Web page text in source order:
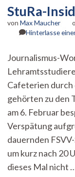
StuRa-
von Max Maucher
Hinterlasse
Journalismus-
Cafeterien
gehörten zu den
am 6. Februar
Verspätung
dauernden
um kurz nach 20
dieses Mal nicht